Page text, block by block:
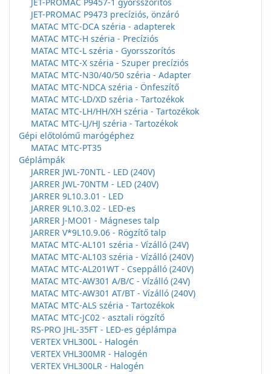
JET-PROMAC P9473 precíziós, önzáró
MATAC MTC-DCA széria - adapterek
MATAC MTC-H széria - Precíziós
MATAC MTC-L széria - Gyorsszorítós
MATAC MTC-X széria - Szuper precíziós
MATAC MTC-N30/40/50 széria - Adapter
MATAC MTC-NDCA széria - Önfeszítő
MATAC MTC-LD/XD széria - Tartozékok
MATAC MTC-LH/HH/XH széria - Tartozékok
MATAC MTC-LJ/HJ széria - Tartozékok
Gépi előtolómű marógéphez
MATAC MTC-PT35
Géplámpák
JARRER JWL-70NTL - LED (240V)
JARRER JWL-70NTM - LED (240V)
JARRER 9L10.3.01 - LED
JARRER 9L10.3.02 - LED-es
JARRER J-MO01 - Mágneses talp
JARRER V*9L10.9.06 - Rögzítő talp
MATAC MTC-AL101 széria - Vízálló (24V)
MATAC MTC-AL103 széria - Vízálló (240V)
MATAC MTC-AL201WT - Cseppálló (240V)
MATAC MTC-AW301 A/B/C - Vízálló (24V)
MATAC MTC-AW301 AT/BT - Vízálló (240V)
MATAC MTC-ALS széria - Tartozékok
MATAC MTC-JC02 - asztali rögzítő
RS-PRO JHL-35FT - LED-es géplámpa
VERTEX VHL300L - Halogén
VERTEX VHL300MR - Halogén
VERTEX VHL300LR - Halogén